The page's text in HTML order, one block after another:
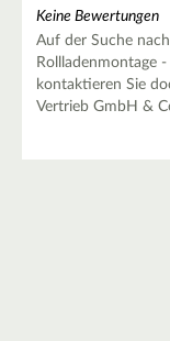
Keine Bewertungen
Auf der Suche
Rollladenmontage
kontaktieren Sie
Vertrieb GmbH &